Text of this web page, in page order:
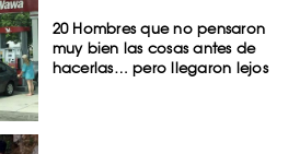
20 Hombres que no pensaron
muy bien las cosas antes de
hacerlas… pero llegaron lejos